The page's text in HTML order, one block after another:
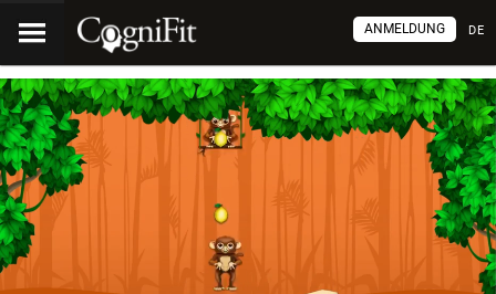
DE
ANMELDUNG